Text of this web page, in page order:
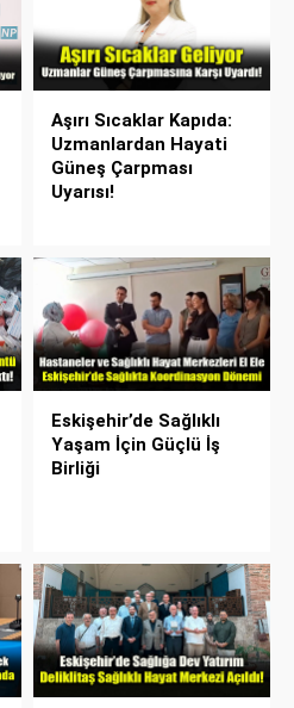
Aşırı Sıcaklar Kapıda:
Uzmanlardan Hayati
Güneş Çarpması
Uyarısı!
Eskişehir’de Sağlıklı
Yaşam İçin Güçlü İş
Birliği